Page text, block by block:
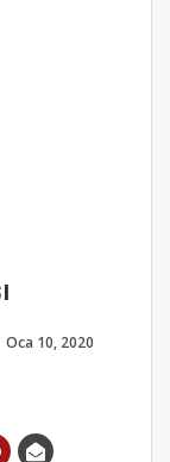
Oca 10, 2020